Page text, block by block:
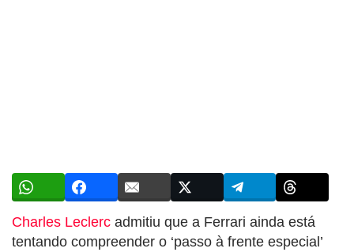
Charles Leclerc admitiu que a Ferrari ainda está
tentando compreender o ‘passo à frente especial’